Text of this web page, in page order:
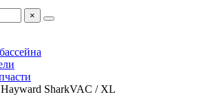
×
SharkVAC / XL